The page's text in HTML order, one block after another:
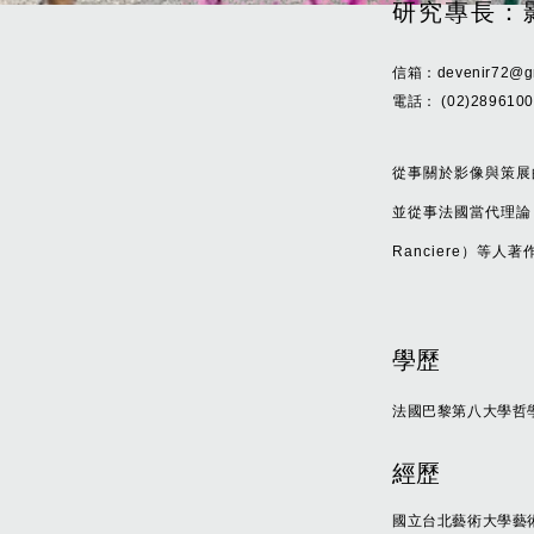
研究專長：
信箱：
電話：
從事關於影像與策
並從事法國當代理
Ranciere）等人著
學歷
法國巴黎第八大學哲
經歷
國立台北藝術大學